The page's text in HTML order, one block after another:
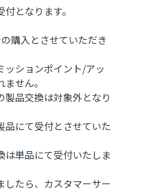
となります。
購入とさせていただき
ッションポイント/アッ
せん。
製品交換は対象外となり
品にて受付とさせていた
は単品にて受付いたしま
したら、カスタマーサー